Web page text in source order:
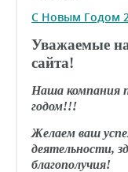
С Новым Годом
Уважаемые
сайта!
Наша компания
годом!!!
Желаем ваш
деятельности,
благополучия!